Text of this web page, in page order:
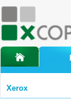
Xerox
úvodní stránka xcopyinternetový